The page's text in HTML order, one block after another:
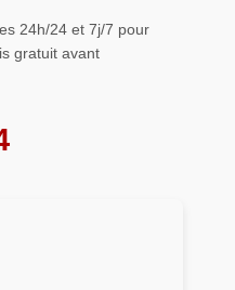
24h/24 et 7j/7 pour
gratuit avant